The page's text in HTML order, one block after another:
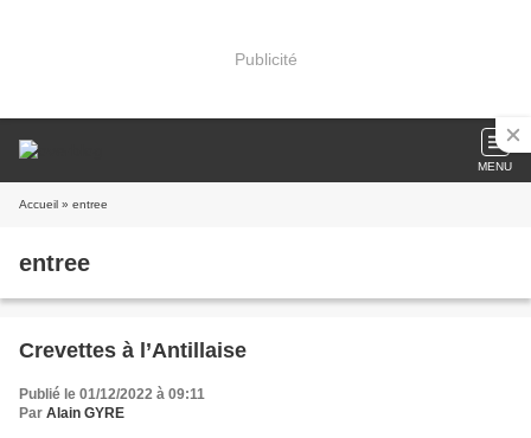
Publicité
MENU
Accueil » entree
entree
Crevettes à l’Antillaise
Publié le 01/12/2022 à 09:11
Par Alain GYRE